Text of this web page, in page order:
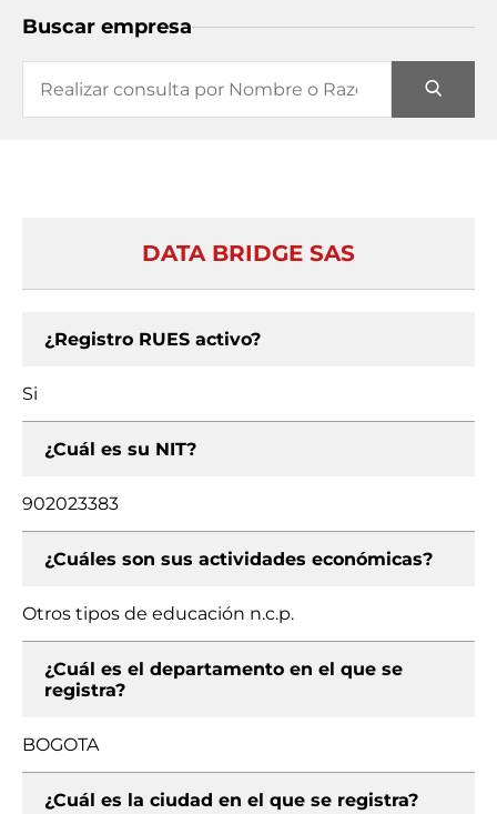
Buscar empresa
DATA BRIDGE SAS
¿Registro RUES activo?
Si
¿Cuál es su NIT?
902023383
¿Cuáles son sus actividades económicas?
Otros tipos de educación n.c.p.
¿Cuál es el departamento en el que se
registra?
BOGOTA
¿Cuál es la ciudad en el que se registra?